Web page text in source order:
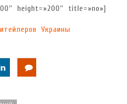
height=»200″ title=»no»]
Украины